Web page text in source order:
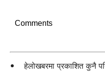
Comments
हेलोखबरमा प्रकाशित कुनै